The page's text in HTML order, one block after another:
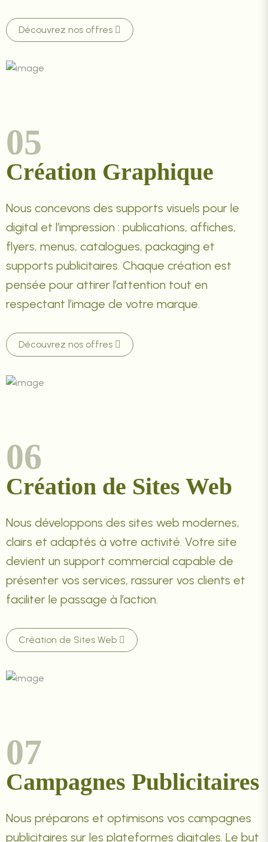
Découvrez nos offres
05
Création Graphique
Nous concevons des supports visuels pour le
digital et l’impression : publications, affiches,
flyers, menus, catalogues, packaging et
supports publicitaires. Chaque création est
pensée pour attirer l’attention tout en
respectant l’image de votre marque.
Découvrez nos offres
06
Création de Sites Web
Nous développons des sites web modernes,
clairs et adaptés à votre activité. Votre site
devient un support commercial capable de
présenter vos services, rassurer vos clients et
faciliter le passage à l’action.
Création de Sites Web
07
Campagnes Publicitaires
Nous préparons et optimisons vos campagnes
publicitaires sur les plateformes digitales. Le but